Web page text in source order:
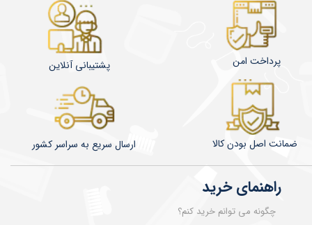
راهنمای خرید
چگونه می توانم خرید کنم؟
​​​​ارسال سریع به سراسر کشور ضمانت اصل بودن کالا
پشتیبانی آنلاین پرداخت امن